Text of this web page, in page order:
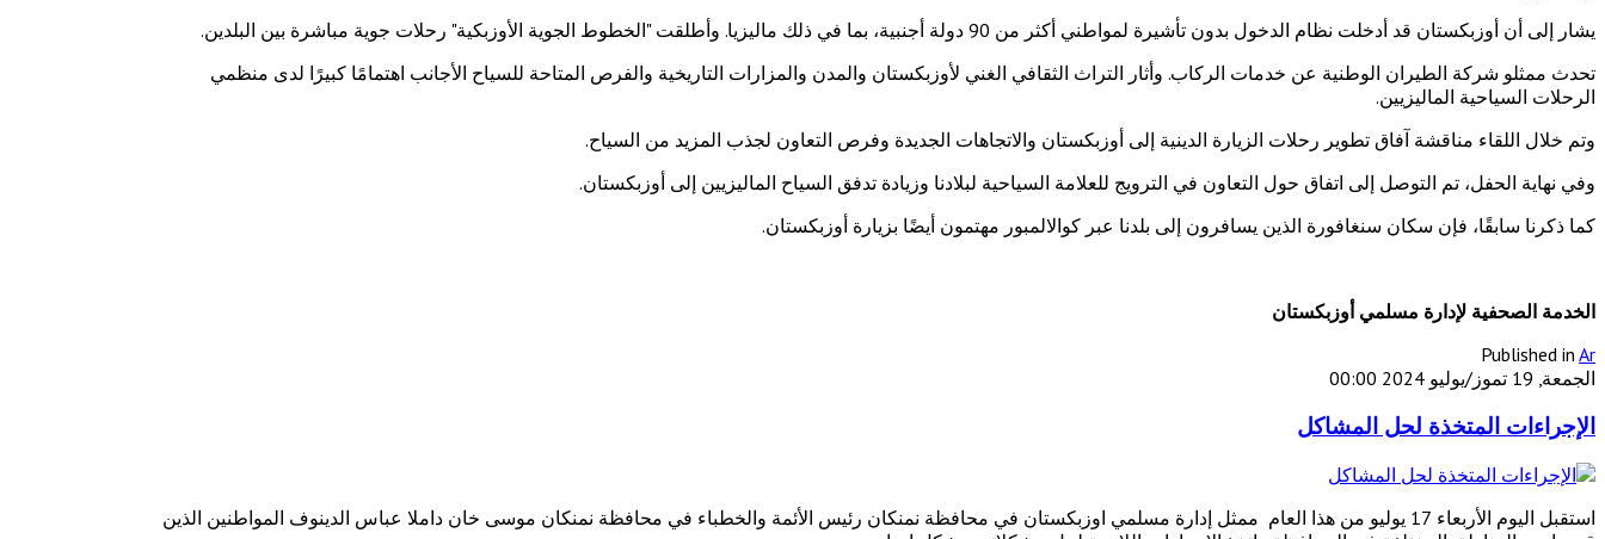
يشار إلى أن أوزبكستان قد أدخلت نظام الدخول بدون تأشيرة لمواطني أكثر من 90 دولة أجنبية، بما في ذلك ماليزيا. وأطلقت "الخطوط الجوية الأوزبكية" رحلات جوية مباشرة بين البلدين.
تحدث ممثلو شركة الطيران الوطنية عن خدمات الركاب. وأثار التراث الثقافي الغني لأوزبكستان والمدن والمزارات التاريخية والفرص المتاحة للسياح الأجانب اهتمامًا كبيرًا لدى منظمي
الرحلات السياحية الماليزيين.
وتم خلال اللقاء مناقشة آفاق تطوير رحلات الزيارة الدينية إلى أوزبكستان والاتجاهات الجديدة وفرص التعاون لجذب المزيد من السياح.
وفي نهاية الحفل، تم التوصل إلى اتفاق حول التعاون في الترويج للعلامة السياحية لبلادنا وزيادة تدفق السياح الماليزيين إلى أوزبكستان.
كما ذكرنا سابقًا، فإن سكان سنغافورة الذين يسافرون إلى بلدنا عبر كوالالمبور مهتمون أيضًا بزيارة أوزبكستان.
الخدمة الصحفية لإدارة مسلمي أوزبكستان
Published in Ar
الجمعة, 19 تموز/يوليو 2024 00:00
الإجراءات المتخذة لحل المشاكل
استقبل اليوم الأربعاء 17 يوليو من هذا العام ممثل إدارة مسلمي اوزبكستان في محافظة نمنكان رئيس الأئمة والخطباء في محافظة نمنكان موسى خان داملا عباس الدينوف المواطنين الذين